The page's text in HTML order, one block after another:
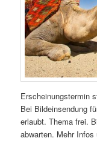
Erscheinungstermin
Bei Bildeinsendung
erlaubt. Thema frei.
abwarten. Mehr